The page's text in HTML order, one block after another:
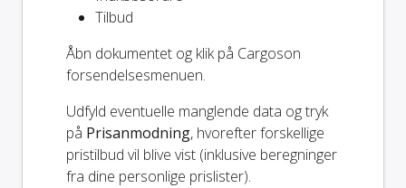
Tilbud
Åbn dokumentet og klik på Cargoson
forsendelsesmenuen.
Udfyld eventuelle manglende data og tryk
på Prisanmodning, hvorefter forskellige
pristilbud vil blive vist (inklusive beregninger
fra dine personlige prislister).